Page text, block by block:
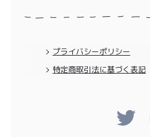
プライバシーポリシー
特定商取引法に基づく表記